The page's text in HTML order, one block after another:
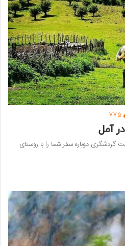
775
آمل
دوباره سفر شما را با روستای